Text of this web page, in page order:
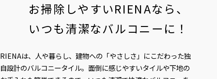
お掃除しやすいRIENAなら、
いつも清潔なバルコニーに！
RIENAは、人や暮らし、建物への 「やさしさ」にこだわった独
自設計のバルコニータイル。 面倒に感じやすいタイルや下地の